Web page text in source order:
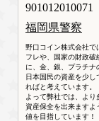
901012010071
福岡県警察
野口コイン株式会社で
フレや、国家の財政破
に、金、銀、プラチナ
日本国民の資産を少し
ればと考えています。
よって弊社では、より
資産保全を出来ますよ
値を目指しています！